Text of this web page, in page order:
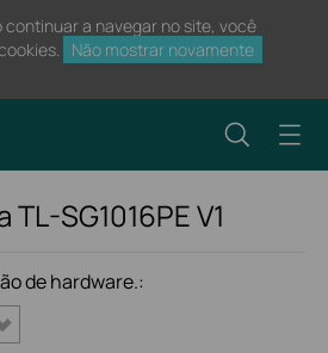
continuar a navegar no site, você
Não mostrar novamente
TL-SG1016PEV1
de hardware.: